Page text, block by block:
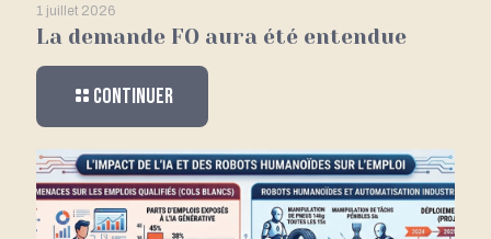
1 juillet 2026
La demande FO aura été entendue
Continuer